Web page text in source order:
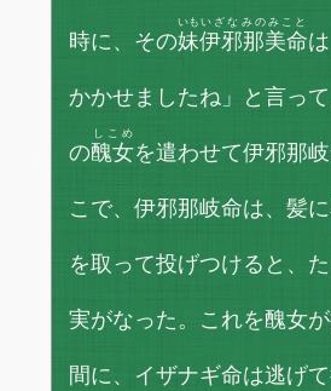
時に、その妹
いも
伊邪那美命
いざなみのみこと
かかせましたね」と言っ
の醜女
しこめ
を遣わせて伊邪那
こで、伊邪那岐命は、髪
を取って投げつけると、
実がなった。これを醜女
間に、イザナギ命は逃げ